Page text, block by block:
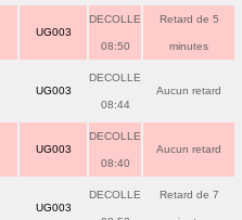
UG003
DECOLLE
08:50
Retard de 5
minutes
UG003
DECOLLE
08:44
Aucun retard
UG003
DECOLLE
08:40
Aucun retard
UG003
DECOLLE Retard de 7